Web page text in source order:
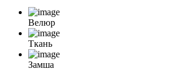
Велюр
Ткань
Замша